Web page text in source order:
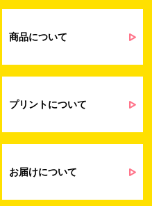
の収集・分析・統計のため
るお取引先様との業務連絡や
サービスに関する情報、また
マーケティング活動（セミナ
るため
への対応のため
商品について
プリントについて
お届けについて